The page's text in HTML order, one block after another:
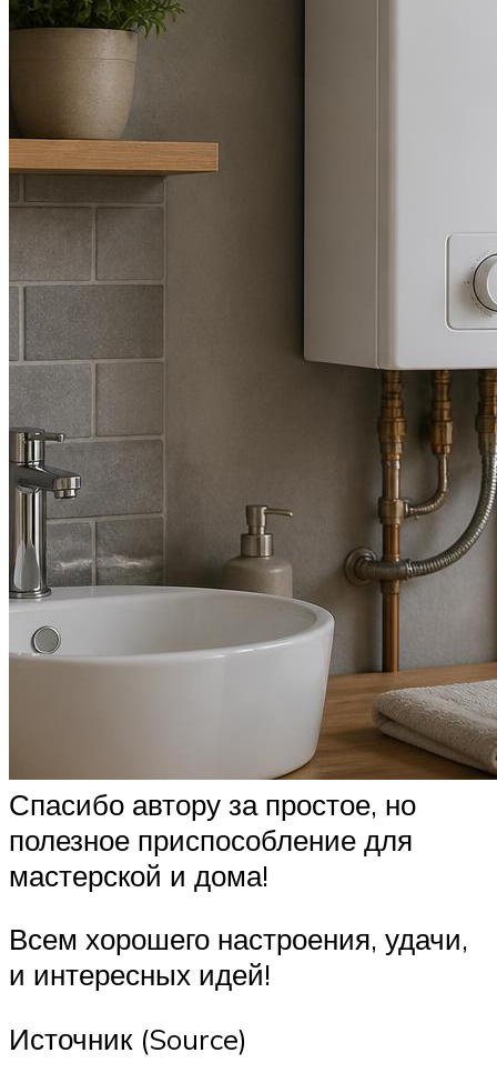
Спасибо автору за простое, но
полезное приспособление для
мастерской и дома!
Всем хорошего настроения, удачи,
и интересных идей!
Источник (Source)